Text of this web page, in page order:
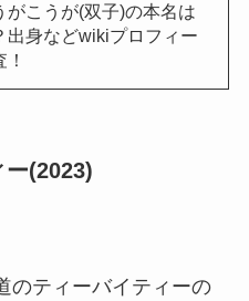
がこうが(双子)の本名は
出身などwikiプロフィー
ー(2023)
のティーバイティーの